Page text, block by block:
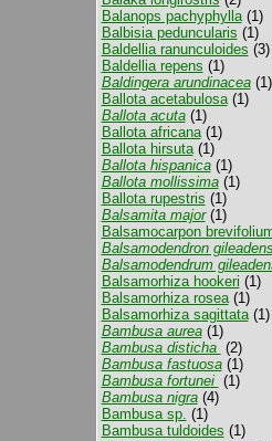
Balanops pachyphylla(1)
Balbisia peduncularis (1)
Baldellia ranunculoides (3)
Baldellia repens (1)
Baldingera arundinacea(1)
Ballota acetabulosa(1)
Ballota acuta(1)
Ballota africana(1)
Ballota hirsuta(1)
Ballota hispanica(1)
Ballota mollissima(1)
Ballota rupestris (1)
Balsamita major(1)
Balsamocarpon
Balsamodendron
Balsamodendrum
Balsamorhiza hookeri (1)
Balsamorhiza rosea(1)
Balsamorhiza sagittata(1)
Bambusa aurea(1)
Bambusa disticha (2)
Bambusa fastuosa(1)
Bambusa fortunei (1)
Bambusa nigra(4)
Bambusa sp. (1)
Bambusa tuldoides (1)